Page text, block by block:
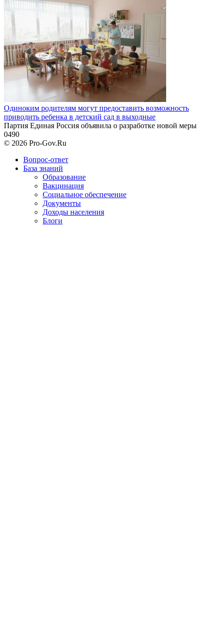
Одиноким родителям могут предоставить возможность
приводить ребенка в детский сад в выходные
Партия Единая Россия объявила о разработке новой меры
0490
© 2026 Pro-Gov.Ru
Вопрос-ответ
База знаний
Образование
Вакцинация
Социальное обеспечение
Документы
Доходы населения
Блоги